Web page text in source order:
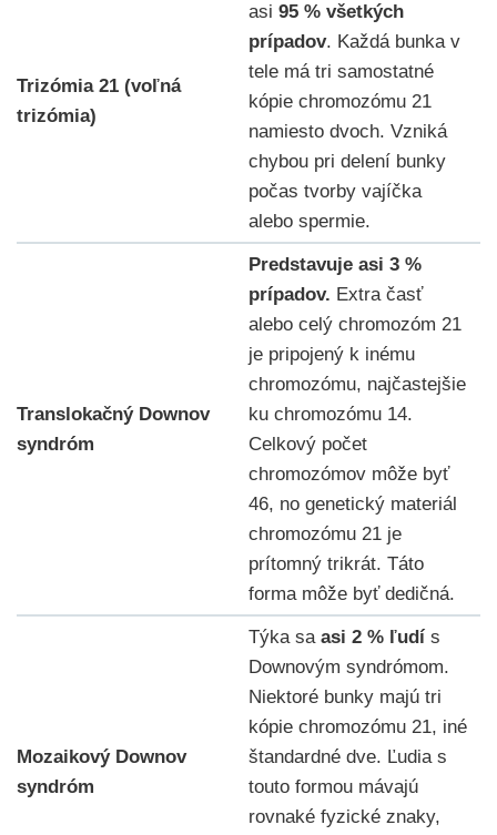
Trizómia 21 (voľná
trizómia)
asi 95 % všetkých
prípadov. Každá bunka v
tele má tri samostatné
kópie chromozómu 21
namiesto dvoch. Vzniká
chybou pri delení bunky
počas tvorby vajíčka
alebo spermie.
Translokačný Downov
syndróm
Predstavuje asi 3 %
prípadov. Extra časť
alebo celý chromozóm 21
je pripojený k inému
chromozómu, najčastejšie
ku chromozómu 14.
Celkový počet
chromozómov môže byť
46, no genetický materiál
chromozómu 21 je
prítomný trikrát. Táto
forma môže byť dedičná.
Mozaikový Downov
syndróm
Týka saasi 2 % ľudí s
Downovým syndrómom.
Niektoré bunky majú tri
kópie chromozómu 21, iné
štandardné dve. Ľudia s
touto formou mávajú
rovnaké fyzické znaky,